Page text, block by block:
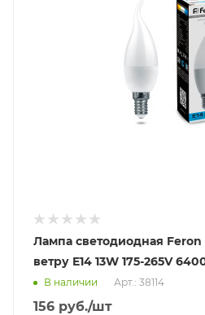
Лампа светодиодная Feron
ветру E14 13W 175-265V
В наличии Арт.: 38114
156 руб./шт